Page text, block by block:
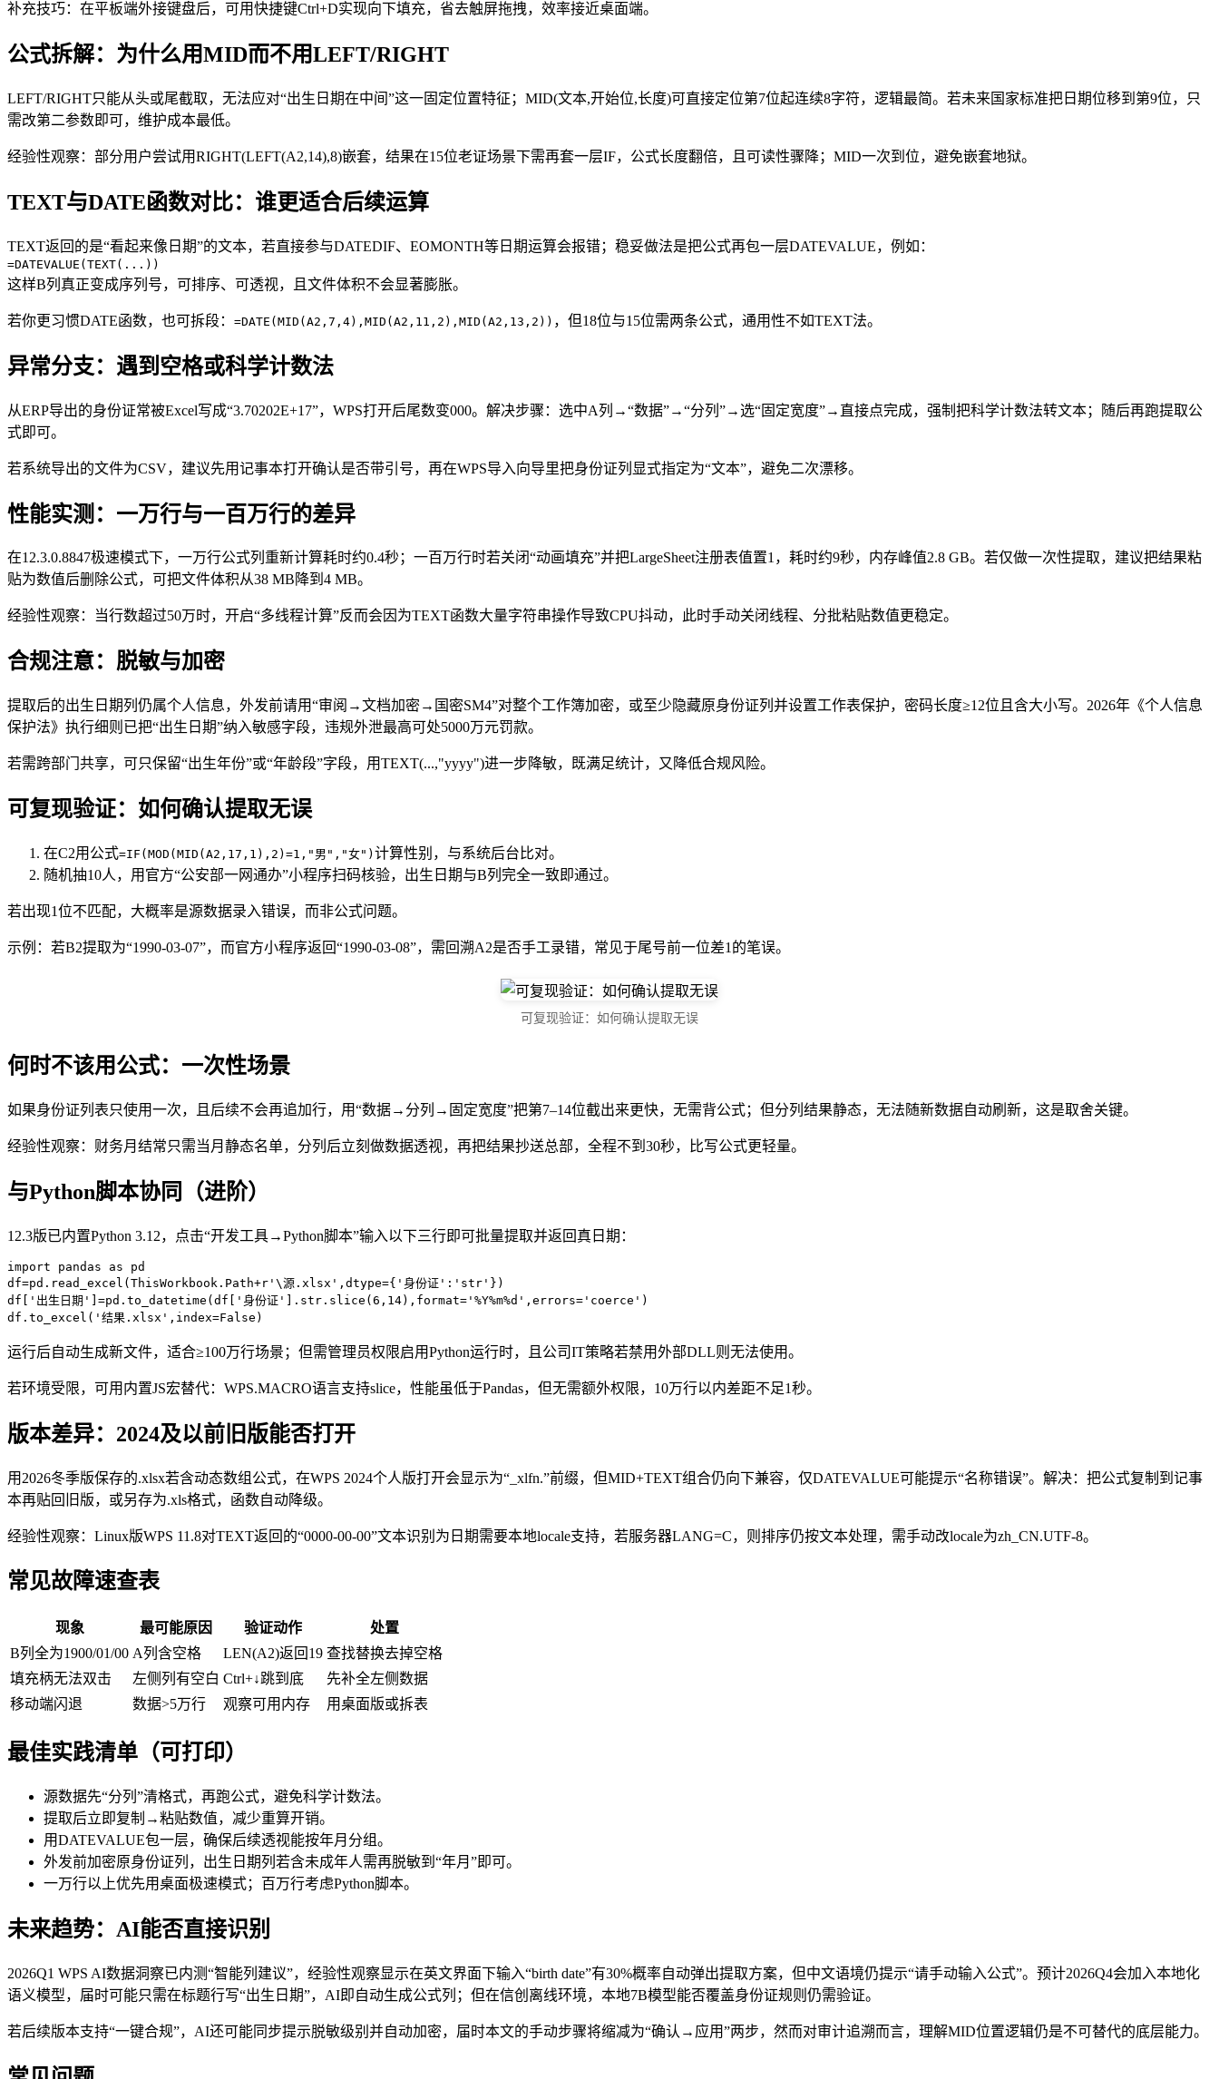
补充技巧：在平板端外接键盘后，可用快捷键Ctrl+D实现向下填充，省去触屏拖拽，效率接近桌面端。
公式拆解：为什么用MID而不用LEFT/RIGHT
LEFT/RIGHT只能从头或尾截取，无法应对“出生日期在中间”这一固定位置特征；MID(文本,开始位,长度)可直接定位第7位起连续8字符，逻辑最简。若未来国家标准把日期位移到第9位，只
需改第二参数即可，维护成本最低。
经验性观察：部分用户尝试用RIGHT(LEFT(A2,14),8)嵌套，结果在15位老证场景下需再套一层IF，公式长度翻倍，且可读性骤降；MID一次到位，避免嵌套地狱。
TEXT与DATE函数对比：谁更适合后续运算
TEXT返回的是“看起来像日期”的文本，若直接参与DATEDIF、EOMONTH等日期运算会报错；稳妥做法是把公式再包一层DATEVALUE，例如：
=DATEVALUE(TEXT(...))
这样B列真正变成序列号，可排序、可透视，且文件体积不会显著膨胀。
若你更习惯DATE函数，也可拆段： =DATE(MID(A2,7,4),MID(A2,11,2),MID(A2,13,2)) ，但18位与15位需两条公式，通用性不如TEXT法。
异常分支：遇到空格或科学计数法
从ERP导出的身份证常被Excel写成“3.70202E+17”，WPS打开后尾数变000。解决步骤：选中A列→“数据”→“分列”→选“固定宽度”→直接点完成，强制把科学计数法转文本；随后再跑提取公
式即可。
若系统导出的文件为CSV，建议先用记事本打开确认是否带引号，再在WPS导入向导里把身份证列显式指定为“文本”，避免二次漂移。
性能实测：一万行与一百万行的差异
在12.3.0.8847极速模式下，一万行公式列重新计算耗时约0.4秒；一百万行时若关闭“动画填充”并把LargeSheet注册表值置1，耗时约9秒，内存峰值2.8 GB。若仅做一次性提取，建议把结果粘
贴为数值后删除公式，可把文件体积从38 MB降到4 MB。
经验性观察：当行数超过50万时，开启“多线程计算”反而会因为TEXT函数大量字符串操作导致CPU抖动，此时手动关闭线程、分批粘贴数值更稳定。
合规注意：脱敏与加密
提取后的出生日期列仍属个人信息，外发前请用“审阅→文档加密→国密SM4”对整个工作簿加密，或至少隐藏原身份证列并设置工作表保护，密码长度≥12位且含大小写。2026年《个人信息
保护法》执行细则已把“出生日期”纳入敏感字段，违规外泄最高可处5000万元罚款。
若需跨部门共享，可只保留“出生年份”或“年龄段”字段，用TEXT(...,"yyyy")进一步降敏，既满足统计，又降低合规风险。
可复现验证：如何确认提取无误
在C2用公式=IF(MOD(MID(A2,17,1),2)=1,"男","女") 计算性别，与系统后台比对。
随机抽10人，用官方“公安部一网通办”小程序扫码核验，出生日期与B列完全一致即通过。
若出现1位不匹配，大概率是源数据录入错误，而非公式问题。
示例：若B2提取为“1990-03-07”，而官方小程序返回“1990-03-08”，需回溯A2是否手工录错，常见于尾号前一位差1的笔误。
可复现验证：如何确认提取无误
何时不该用公式：一次性场景
如果身份证列表只使用一次，且后续不会再追加行，用“数据→分列→固定宽度”把第7–14位截出来更快，无需背公式；但分列结果静态，无法随新数据自动刷新，这是取舍关键。
经验性观察：财务月结常只需当月静态名单，分列后立刻做数据透视，再把结果抄送总部，全程不到30秒，比写公式更轻量。
与Python脚本协同（进阶）
12.3版已内置Python 3.12，点击“开发工具→Python脚本”输入以下三行即可批量提取并返回真日期：
import pandas as pd
df=pd.read_excel(ThisWorkbook.Path+r'\源.xlsx',dtype={'身份证':'str'})
df['出生日期']=pd.to_datetime(df['身份证'].str.slice(6,14),format='%Y%m%d',errors='coerce')
df.to_excel('结果.xlsx',index=False)
运行后自动生成新文件，适合≥100万行场景；但需管理员权限启用Python运行时，且公司IT策略若禁用外部DLL则无法使用。
若环境受限，可用内置JS宏替代：WPS.MACRO语言支持slice，性能虽低于Pandas，但无需额外权限，10万行以内差距不足1秒。
版本差异：2024及以前旧版能否打开
用2026冬季版保存的.xlsx若含动态数组公式，在WPS 2024个人版打开会显示为“_xlfn.”前缀，但MID+TEXT组合仍向下兼容，仅DATEVALUE可能提示“名称错误”。解决：把公式复制到记事
本再贴回旧版，或另存为.xls格式，函数自动降级。
经验性观察：Linux版WPS 11.8对TEXT返回的“0000-00-00”文本识别为日期需要本地locale支持，若服务器LANG=C，则排序仍按文本处理，需手动改locale为zh_CN.UTF-8。
常见故障速查表
现象 最可能原因 验证动作
处置
B列全为1900/01/00 A列含空格 LEN(A2)返回19 查找替换去掉空格
填充柄无法双击
左侧列有空白 Ctrl+↓跳到底
先补全左侧数据
移动端闪退
数据>5万行 观察可用内存 用桌面版或拆表
最佳实践清单（可打印）
源数据先“分列”清格式，再跑公式，避免科学计数法。
提取后立即复制→粘贴数值，减少重算开销。
用DATEVALUE包一层，确保后续透视能按年月分组。
外发前加密原身份证列，出生日期列若含未成年人需再脱敏到“年月”即可。
一万行以上优先用桌面极速模式；百万行考虑Python脚本。
未来趋势：AI能否直接识别
2026Q1 WPS AI数据洞察已内测“智能列建议”，经验性观察显示在英文界面下输入“birth date”有30%概率自动弹出提取方案，但中文语境仍提示“请手动输入公式”。预计2026Q4会加入本地化
语义模型，届时可能只需在标题行写“出生日期”，AI即自动生成公式列；但在信创离线环境，本地7B模型能否覆盖身份证规则仍需验证。
若后续版本支持“一键合规”，AI还可能同步提示脱敏级别并自动加密，届时本文的手动步骤将缩减为“确认→应用”两步，然而对审计追溯而言，理解MID位置逻辑仍是不可替代的底层能力。